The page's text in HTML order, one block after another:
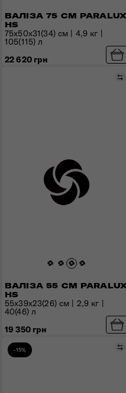
ВАЛІЗА 75 СМ PARALUX
HS
75x50x31(34) см | 4,9 кг |
105(115) л
22 620 грн
ВАЛІЗА 55 СМ
HS
55x39x23(26) см | 2,9 кг |
40(46) л
19 350 грн
-15%